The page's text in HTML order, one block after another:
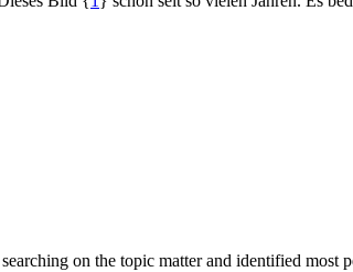
on the topic matter and identified